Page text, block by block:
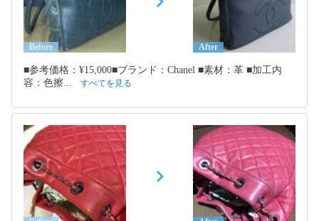
Before After
■参考価格：¥15,000■ブランド：Chanel ■素材：革 ■加工内
容：色擦...
すべてを見る